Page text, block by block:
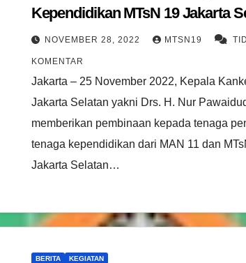
Kependidikan MTsN 19 Jakarta
bersama MAN 11 Jakarta
NOVEMBER 28, 2022 MTSN19
KOMENTAR
Jakarta – 25 November 2022, Kepala
Jakarta Selatan yakni Drs. H. Nur
memberikan pembinaan kepada tenaga
tenaga kependidikan dari MAN 11 dan
Jakarta Selatan…
BERITA KEGIATAN